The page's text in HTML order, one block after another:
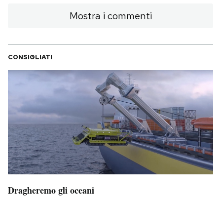
Mostra i commenti
CONSIGLIATI
Dragheremo gli oceani